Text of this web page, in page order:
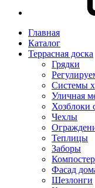
Главная
Каталог
Террасная доска
Грядки
Системы
Уличная
Хозблоки
Чехлы
Теплицы
Заборы
Фасад
Шезлонги